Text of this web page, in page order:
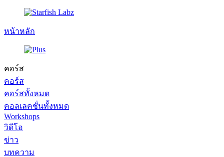
หน้าหลัก
คอร์ส
คอร์ส
คอร์สทั้งหมด
คอลเลคชั่นทั้งหมด
Workshops
วิดีโอ
ข่าว
บทความ